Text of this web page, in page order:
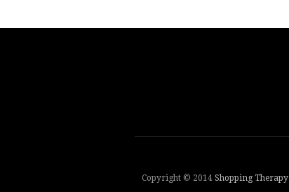
Copyright © 2014 Shopping Therapy